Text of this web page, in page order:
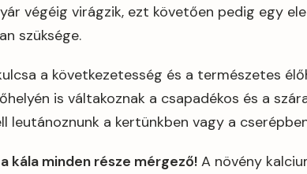
végéig virágzik, ezt követően pedig egy
szüksége.
a következetesség és a természetes
is váltakoznak a csapadékos és a
leutánoznunk a kertünkben vagy a
kála minden része mérgező! A növény